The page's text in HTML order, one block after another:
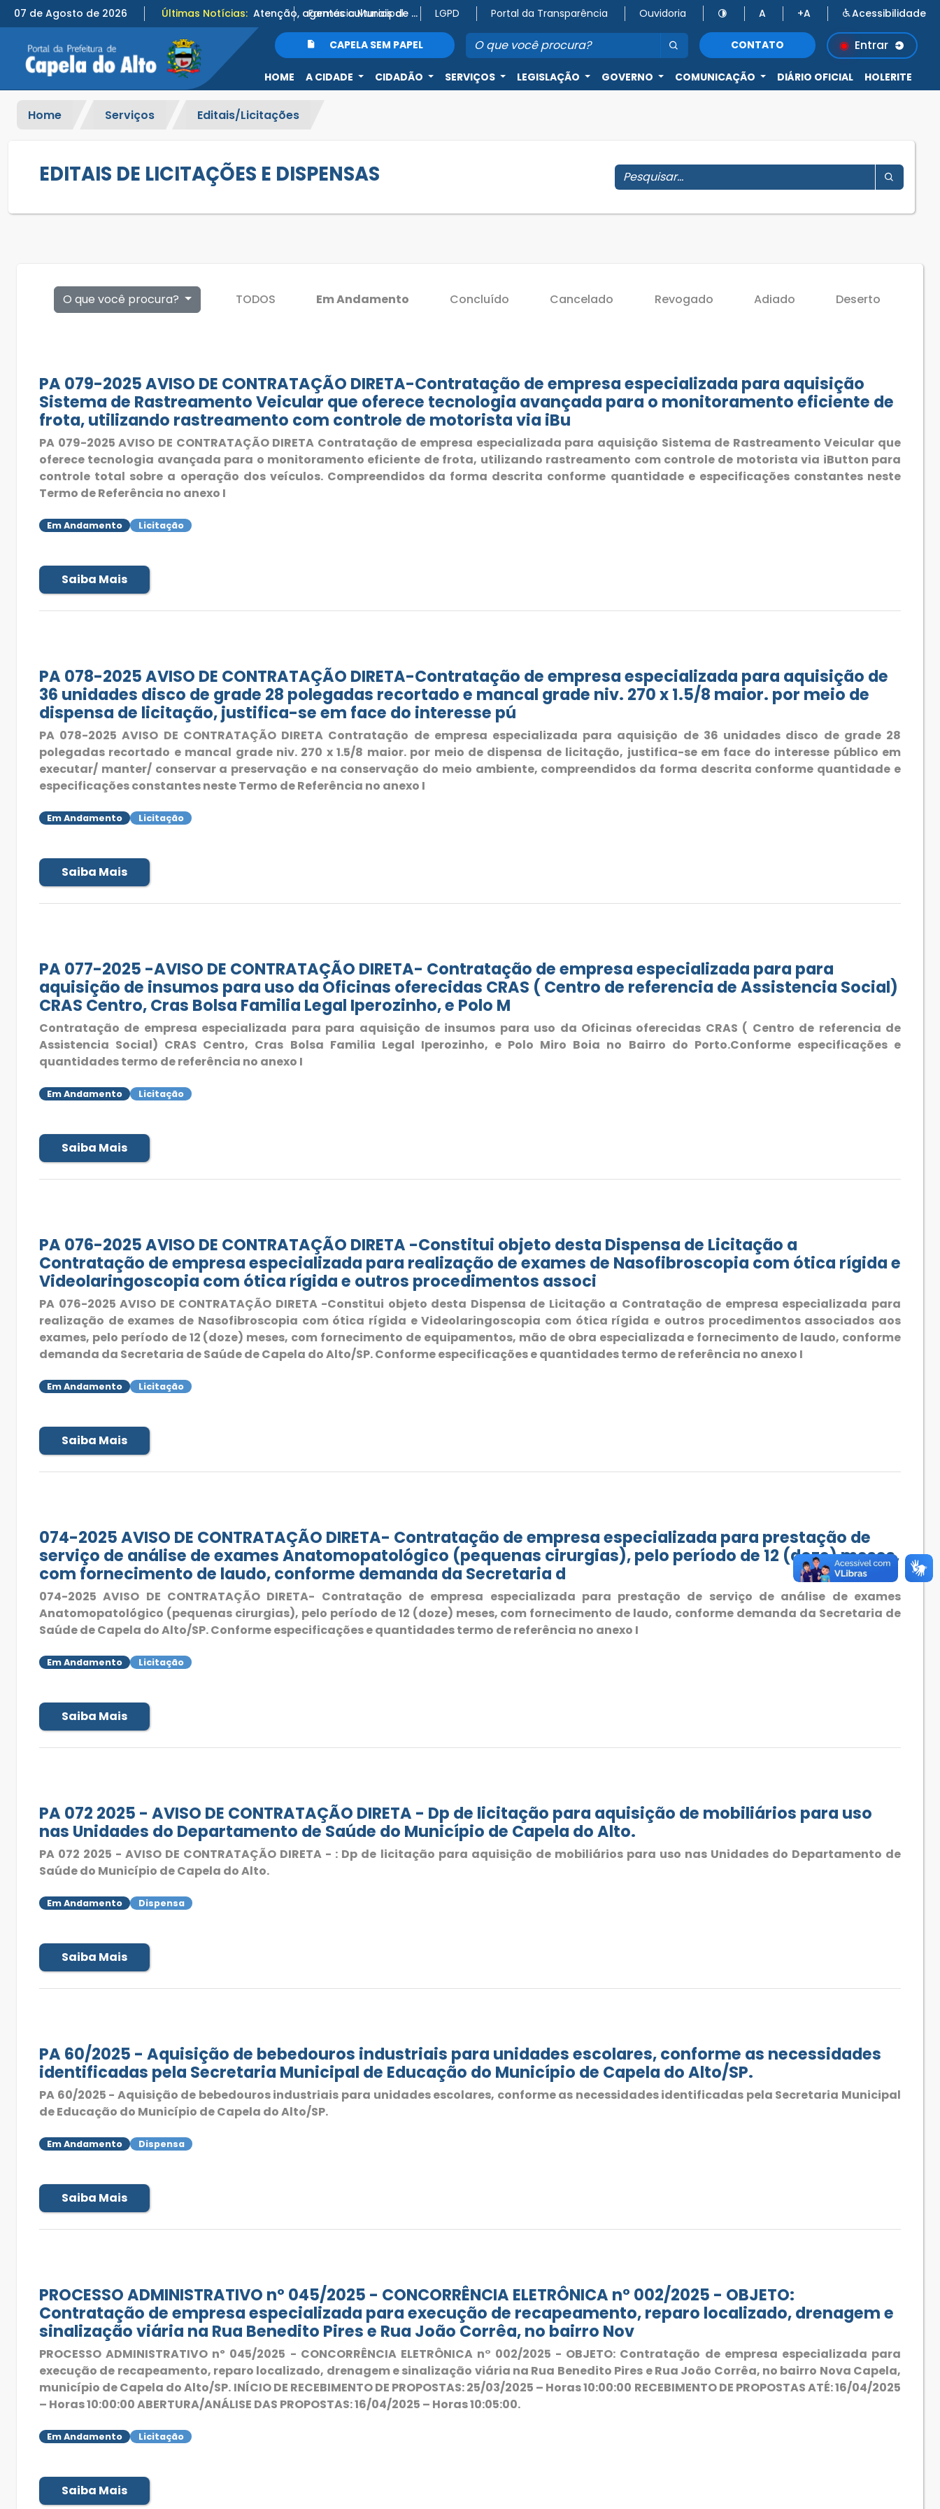
07 de Agosto de 2026 Últimas Notícias: Atenção, agentes culturais de Capela do Alto! 🎭VEM AÍ, TAÇA CIDADE SÉRIE PRATA 2026! 🥈⚽
Farmácia Municipal LGPD Portal da Transparência Ouvidoria A +A Acessibilidade
CAPELA SEM PAPEL CONTATO Entrar
HOME A CIDADE CIDADÃO SERVIÇOS LEGISLAÇÃO GOVERNO COMUNICAÇÃO DIÁRIO OFICIAL HOLERITE
Home Serviços Editais/Licitações
EDITAIS DE LICITAÇÕES E DISPENSAS
O que você procura? TODOS Em Andamento Concluído Cancelado Revogado Adiado Deserto
PA 079-2025 AVISO DE CONTRATAÇÃO DIRETA-Contratação de empresa especializada para aquisição
Sistema de Rastreamento Veicular que oferece tecnologia avançada para o monitoramento eficiente de
frota, utilizando rastreamento com controle de motorista via iBu
PA 079-2025 AVISO DE CONTRATAÇÃO DIRETA Contratação de empresa especializada para aquisição Sistema de Rastreamento Veicular que
oferece tecnologia avançada para o monitoramento eficiente de frota, utilizando rastreamento com controle de motorista via iButton para
controle total sobre a operação dos veículos. Compreendidos da forma descrita conforme quantidade e especificações constantes neste
Termo de Referência no anexo I
Em Andamento Licitação
Saiba Mais
PA 078-2025 AVISO DE CONTRATAÇÃO DIRETA-Contratação de empresa especializada para aquisição de
36 unidades disco de grade 28 polegadas recortado e mancal grade niv. 270 x 1.5/8 maior. por meio de
dispensa de licitação, justifica-se em face do interesse pú
PA 078-2025 AVISO DE CONTRATAÇÃO DIRETA Contratação de empresa especializada para aquisição de 36 unidades disco de grade 28
polegadas recortado e mancal grade niv. 270 x 1.5/8 maior. por meio de dispensa de licitação, justifica-se em face do interesse público em
executar/ manter/ conservar a preservação e na conservação do meio ambiente, compreendidos da forma descrita conforme quantidade e
especificações constantes neste Termo de Referência no anexo I
Em Andamento Licitação
Saiba Mais
PA 077-2025 -AVISO DE CONTRATAÇÃO DIRETA- Contratação de empresa especializada para para
aquisição de insumos para uso da Oficinas oferecidas CRAS ( Centro de referencia de Assistencia Social)
CRAS Centro, Cras Bolsa Familia Legal Iperozinho, e Polo M
Contratação de empresa especializada para para aquisição de insumos para uso da Oficinas oferecidas CRAS ( Centro de referencia de
Assistencia Social) CRAS Centro, Cras Bolsa Familia Legal Iperozinho, e Polo Miro Boia no Bairro do Porto.Conforme especificações e
quantidades termo de referência no anexo I
Em Andamento Licitação
Saiba Mais
PA 076-2025 AVISO DE CONTRATAÇÃO DIRETA -Constitui objeto desta Dispensa de Licitação a
Contratação de empresa especializada para realização de exames de Nasofibroscopia com ótica rígida e
Videolaringoscopia com ótica rígida e outros procedimentos associ
PA 076-2025 AVISO DE CONTRATAÇÃO DIRETA -Constitui objeto desta Dispensa de Licitação a Contratação de empresa especializada para
realização de exames de Nasofibroscopia com ótica rígida e Videolaringoscopia com ótica rígida e outros procedimentos associados aos
exames, pelo período de 12 (doze) meses, com fornecimento de equipamentos, mão de obra especializada e fornecimento de laudo, conforme
demanda da Secretaria de Saúde de Capela do Alto/SP. Conforme especificações e quantidades termo de referência no anexo I
Em Andamento Licitação
Saiba Mais
074-2025 AVISO DE CONTRATAÇÃO DIRETA- Contratação de empresa especializada para prestação de
serviço de análise de exames Anatomopatológico (pequenas cirurgias), pelo período de 12 (doze) meses,
com fornecimento de laudo, conforme demanda da Secretaria d
074-2025 AVISO DE CONTRATAÇÃO DIRETA- Contratação de empresa especializada para prestação de serviço de análise de exames
Anatomopatológico (pequenas cirurgias), pelo período de 12 (doze) meses, com fornecimento de laudo, conforme demanda da Secretaria de
Saúde de Capela do Alto/SP. Conforme especificações e quantidades termo de referência no anexo I
Em Andamento Licitação
Saiba Mais
PA 072 2025 - AVISO DE CONTRATAÇÃO DIRETA - Dp de licitação para aquisição de mobiliários para uso
nas Unidades do Departamento de Saúde do Município de Capela do Alto.
PA 072 2025 - AVISO DE CONTRATAÇÃO DIRETA - : Dp de licitação para aquisição de mobiliários para uso nas Unidades do Departamento de
Saúde do Município de Capela do Alto.
Em Andamento Dispensa
Saiba Mais
PA 60/2025 - Aquisição de bebedouros industriais para unidades escolares, conforme as necessidades
identificadas pela Secretaria Municipal de Educação do Município de Capela do Alto/SP.
PA 60/2025 - Aquisição de bebedouros industriais para unidades escolares, conforme as necessidades identificadas pela Secretaria Municipal
de Educação do Município de Capela do Alto/SP.
Em Andamento Dispensa
Saiba Mais
PROCESSO ADMINISTRATIVO nº 045/2025 - CONCORRÊNCIA ELETRÔNICA n° 002/2025 - OBJETO:
Contratação de empresa especializada para execução de recapeamento, reparo localizado, drenagem e
sinalização viária na Rua Benedito Pires e Rua João Corrêa, no bairro Nov
PROCESSO ADMINISTRATIVO nº 045/2025 - CONCORRÊNCIA ELETRÔNICA n° 002/2025 - OBJETO: Contratação de empresa especializada para
execução de recapeamento, reparo localizado, drenagem e sinalização viária na Rua Benedito Pires e Rua João Corrêa, no bairro Nova Capela,
município de Capela do Alto/SP. INÍCIO DE RECEBIMENTO DE PROPOSTAS: 25/03/2025 – Horas 10:00:00 RECEBIMENTO DE PROPOSTAS ATÉ: 16/04/2025
– Horas 10:00:00 ABERTURA/ANÁLISE DAS PROPOSTAS: 16/04/2025 – Horas 10:05:00.
Em Andamento Licitação
Saiba Mais